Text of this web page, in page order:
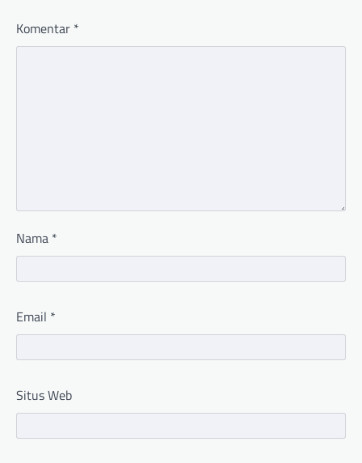
Komentar *
Nama *
Email *
Situs Web